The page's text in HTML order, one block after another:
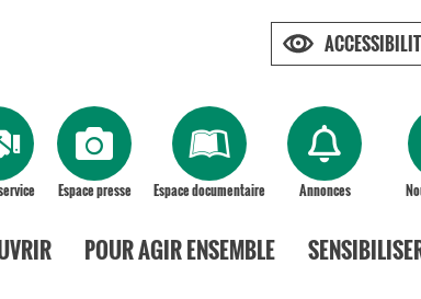
Espace presse Espace documentaire Annonces
POUR AGIR ENSEMBLE